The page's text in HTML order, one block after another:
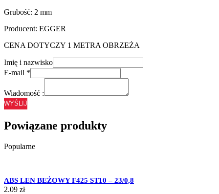
Grubość: 2 mm
Producent: EGGER
CENA DOTYCZY 1 METRA OBRZEŻA
Imię i nazwisko
E-mail *
Wiadomość :
WYŚLIJ
Powiązane produkty
Popularne
ABS LEN BEŻOWY F425 ST10 – 23/0,8
2.09 zł